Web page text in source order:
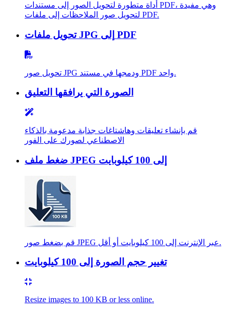
أداة متطورة لتحويل الصور إلى مستندات PDF، وهي مفيدة
لتحويل صور الملاحظات إلى ملفات PDF.
تحويل ملفات JPG إلى PDF
تحويل صور JPG ودمجها في مستند PDF واحد.
الصورة التي يرافقها التعليق
قم بإنشاء تعليقات وهاشتاغات جذابة مدعومة بالذكاء
الاصطناعي لصورك على الفور
ضغط ملف JPEG إلى 100 كيلوبايت
قم بضغط صور JPEG عبر الإنترنت إلى 100 كيلوبايت أو أقل.
تغيير حجم الصورة إلى 100 كيلوبايت
Resize images to 100 KB or less online.